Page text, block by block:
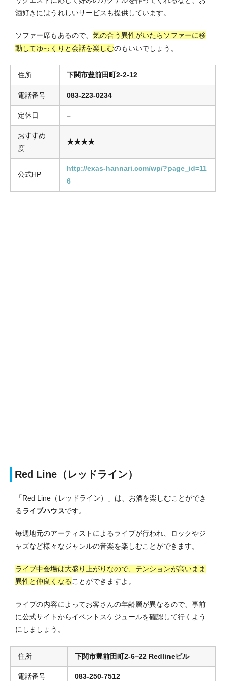
酒好きにはうれしいサービスも提供しています。
ソファー席もあるので、 気の合う異性がいたらソファーに移
動してゆっくりと会話を楽しむのもいいでしょう。
住所 下関市豊前田町2-2-12
電話番号 083-223-0234
定休日 –
おすすめ
度
★★★★
公式HP
http://exas-hannari.com/wp/?page_id=11
6
Red Line（レッドライン）
「Red Line（レッドライン）」は、お酒を楽しむことができ
るライブハウスです。
毎週地元のアーティストによるライブが行われ、ロックやジ
ャズなど様々なジャンルの音楽を楽しむことができます。
ライブ中会場は大盛り上がりなので、テンションが高いまま
異性と仲良くなる ことができますよ。
ライブの内容によってお客さんの年齢層が異なるので、事前
に公式サイトからイベントスケジュールを確認して行くよう
にしましょう。
住所 下関市豊前田町2-6−22 Redlineビル
電話番号 083-250-7512